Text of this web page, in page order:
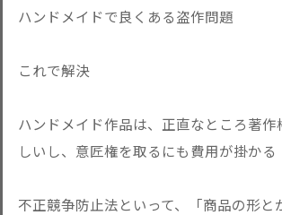
ハンドメイドで良くある盗作問題
これで解決
ハンドメイド作品は、正直なところ著
しいし、意匠権を取るにも費用が掛かる
不正競争防止法といって、「商品の形と